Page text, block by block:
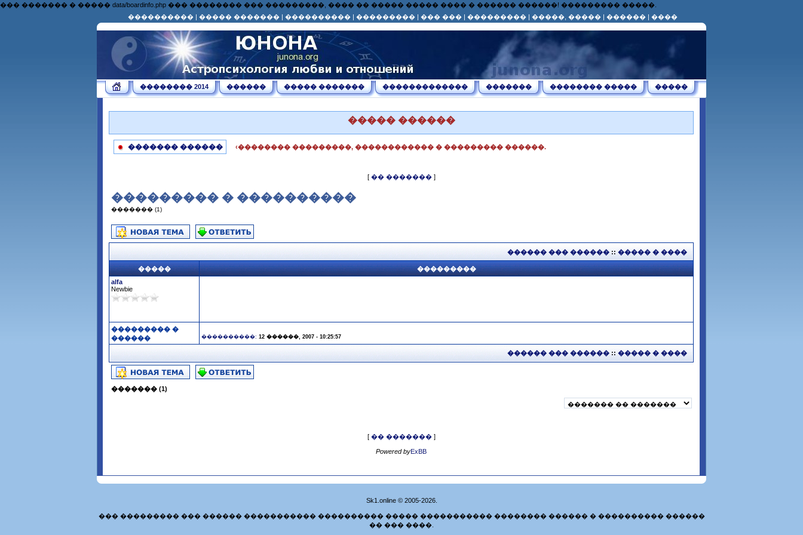
��� ������� � ����� data/boardinfo.php ��� �������� ��� ���������, ���� �� ����� ����� ���� � ������ ������! ��������� �����.
���������� | ����� ������� | ���������� | ��������� | ��� ��� | ��������� | �����, ����� | ������ | ����
�������� 2014 ������ ����� ������� ������������� ������� �������� ����� �����
����� ������
������� ������ ‹�������� ���������, ������������ � ��������� ������.
[ �� �������]
��������� � ����������
������� (1)
������ ��� ������ :: ����� � ����
�����
���������
alfa
Newbie
��������� �
������
����������: 12 ������, 2007 - 10:25:57
������ ��� ������ :: ����� � ����
������� (1)
[ �� �������]
Powered byExBB
Sk1.online © 2005-2026.
��� ��������� ��� ������ ����������� ���������� ����� ����������� �������� ������ � ���������� ������
�� ��� ����.